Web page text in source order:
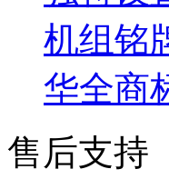
机组铭
华全商
售后支持